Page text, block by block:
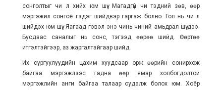
сонголтыг чи л хийх юм шүү. Магадгүй чи тэдний зөв, өөр
мэргэжил сонгоё гэдэг шийдвэр гаргаж болно. Гол нь чи л
шийдэх юм шүү. Яагаад гэвэл энэ чинь чиний амьдрал шүү дээ.
Бусдаас саналыг нь сонс, тэгээд өөрөө шийд. Өөртөө
итгэлтэйгээр, аз жаргалтайгаар шийд.
Их сургуулуудийн цахим хуудсаар орж өөрийн сонирхож
байгаа мэргэжлээс гадна өөр ямар холбогдолтой
мэргэжлийн анги байгаа талаар судалж болох юм. Хоёр